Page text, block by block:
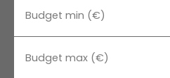
Budget min (€)
Budget max (€)